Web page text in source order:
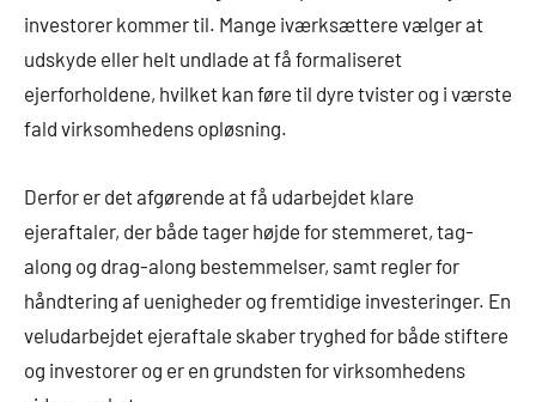
investorer kommer til. Mange iværksættere vælger at
udskyde eller helt undlade at få formaliseret
ejerforholdene, hvilket kan føre til dyre tvister og i værste
fald virksomhedens opløsning.
Derfor er det afgørende at få udarbejdet klare
ejeraftaler, der både tager højde for stemmeret, tag-
along og drag-along bestemmelser, samt regler for
håndtering af uenigheder og fremtidige investeringer. En
veludarbejdet ejeraftale skaber tryghed for både stiftere
og investorer og er en grundsten for virksomhedens